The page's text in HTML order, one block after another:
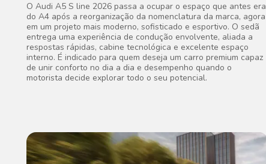
O Audi A5 S line 2026 passa a ocupar o espaço que antes era
do A4 após a reorganização da nomenclatura da marca, agora
em um projeto mais moderno, sofisticado e esportivo. O sedã
entrega uma experiência de condução envolvente, aliada a
respostas rápidas, cabine tecnológica e excelente espaço
interno. É indicado para quem deseja um carro premium capaz
de unir conforto no dia a dia e desempenho quando o
motorista decide explorar todo o seu potencial.